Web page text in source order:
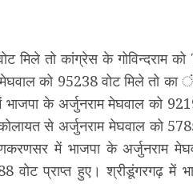
मिले तो कांग्रेस के गोविन्दराम
मेघवाल को 95238 वोट मिले तो
भाजपा के अर्जुनराम मेघवाल को
से अर्जुनराम मेघवाल को
में भाजपा के अर्जुनराम
वोट प्राप्त हुए। श्रीडूंगरगढ़ में